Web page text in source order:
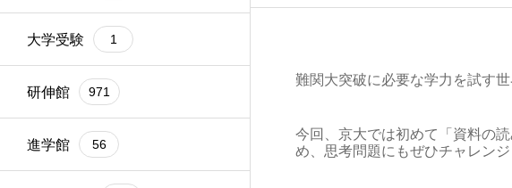
大学受験 1
研伸館 971
進学館 56
難関大突破に必要な学力を試す
今回、京大では初めて「資料の
め、思考問題にもぜひチャレンジ